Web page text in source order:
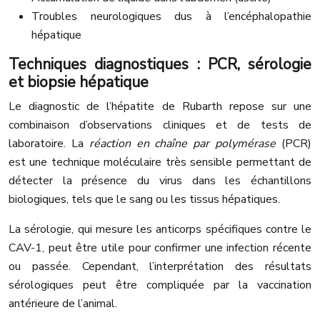
Troubles neurologiques dus à l’encéphalopathie
hépatique
Techniques diagnostiques : PCR, sérologie
et biopsie hépatique
Le diagnostic de l’hépatite de Rubarth repose sur une
combinaison d’observations cliniques et de tests de
laboratoire. La réaction en chaîne par polymérase (PCR)
est une technique moléculaire très sensible permettant de
détecter la présence du virus dans les échantillons
biologiques, tels que le sang ou les tissus hépatiques.
La sérologie, qui mesure les anticorps spécifiques contre le
CAV-1, peut être utile pour confirmer une infection récente
ou passée. Cependant, l’interprétation des résultats
sérologiques peut être compliquée par la vaccination
antérieure de l’animal.